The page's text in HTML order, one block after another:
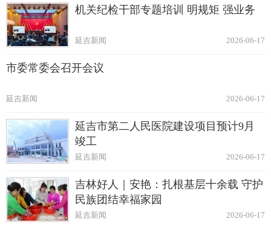
机关纪检干部专题培训 明规矩 强业务
2026-06-17
延吉新闻
市委常委会召开会议
2026-06-17
延吉新闻
延吉市第二人民医院建设项目预计9月
竣工
2026-06-17
延吉新闻
吉林好人｜安艳：扎根基层十余载 守护
民族团结幸福家园
2026-06-17
延吉新闻